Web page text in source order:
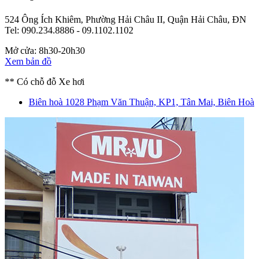
524 Ông Ích Khiêm, Phường Hải Châu II, Quận Hải Châu, ĐN
Tel: 090.234.8886 - 09.1102.1102
Mở cửa: 8h30-20h30
Xem bản đồ
** Có chỗ đỗ Xe hơi
Biên hoà 1028 Phạm Văn Thuận, KP1, Tân Mai, Biên Hoà